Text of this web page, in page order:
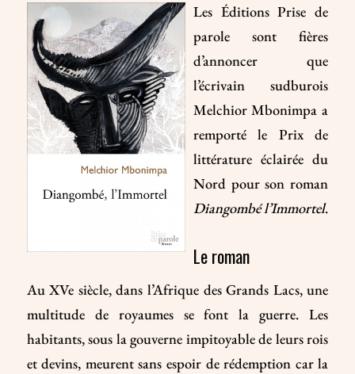
Les Éditions Prise de
parole sont fières
d’annoncer que
l’écrivain sudburois
Melchior Mbonimpa a
remporté le Prix de
littérature éclairée du
Nord pour son roman
Diangombé l’Immortel.
Le roman
Au XVe siècle, dans l’Afrique des Grands Lacs, une
multitude de royaumes se font la guerre. Les
habitants, sous la gouverne impitoyable de leurs rois
et devins, meurent sans espoir de rédemption car la